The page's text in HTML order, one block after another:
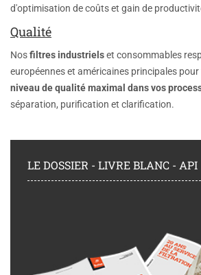
d'optimisation de coûts et gain de
Qualité
Nosfiltres industrielset consommables
européennes et américaines principales
niveau dequalité maximal dans vos
séparation, purification et clarification.
LE DOSSIER - LIVRE BLANC - API